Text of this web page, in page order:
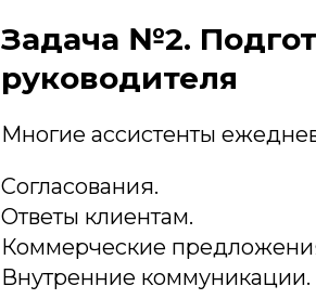
Задача №2.
руководителя
Многие ассистенты
Согласования.
Ответы клиентам.
Коммерческие
Внутренние коммуникации.